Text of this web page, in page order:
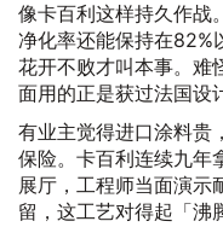
像卡百利这样持久作战
净化率还能保持在
花开不败才叫本事。难
面用的正是获过法国设
有业主觉得进口涂料贵
保险。卡百利连续九年
展厅，工程师当面演示
留，这工艺对得起「沸